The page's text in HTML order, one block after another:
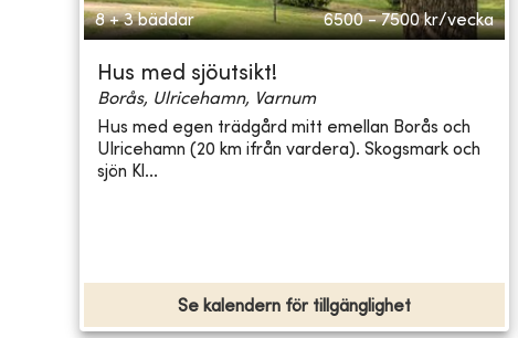
8 + 3 bäddar 6500 - 7500 kr/vecka
Hus med sjöutsikt!
Borås, Ulricehamn, Varnum
Hus med egen trädgård mitt emellan Borås och
Ulricehamn (20 km ifrån vardera). Skogsmark och
sjön Kl...
Se kalendern för tillgänglighet